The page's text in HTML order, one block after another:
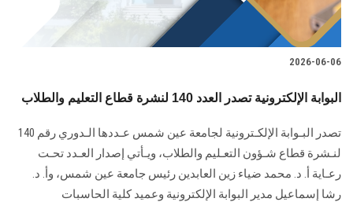
2026-06-06
البوابة الإلكترونية تصدر العدد 140 لنشرة قطاع التعليم والطلاب
تصدر البـوابة الإلكـترونية لجامعة عين شمس عـددها الـدوري رقم 140
لنـشرة قطاع شـؤون التعـليم ‏والطلاب‎، ويـأتي إصدار العـدد تحـت
رعـاية أ. د. محمد ضياء زين العابدين رئيس جامعة عين شمس، وأ. د.
‏رشا إسماعيل مدير البوابة الإلكترونية وعميد كلية الحاسبات